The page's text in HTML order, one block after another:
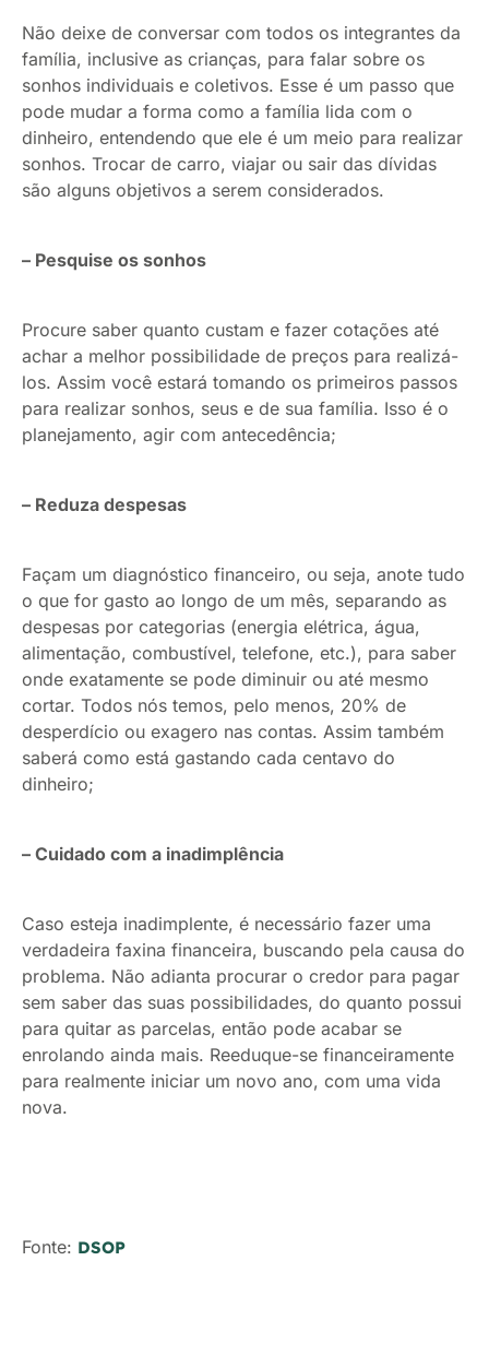
Não deixe de conversar com todos os integrantes da
família, inclusive as crianças, para falar sobre os
sonhos individuais e coletivos. Esse é um passo que
pode mudar a forma como a família lida com o
dinheiro, entendendo que ele é um meio para realizar
sonhos. Trocar de carro, viajar ou sair das dívidas
são alguns objetivos a serem considerados.
– Pesquise os sonhos
Procure saber quanto custam e fazer cotações até
achar a melhor possibilidade de preços para realizá-
los. Assim você estará tomando os primeiros passos
para realizar sonhos, seus e de sua família. Isso é o
planejamento, agir com antecedência;
– Reduza despesas
Façam um diagnóstico financeiro, ou seja, anote tudo
o que for gasto ao longo de um mês, separando as
despesas por categorias (energia elétrica, água,
alimentação, combustível, telefone, etc.), para saber
onde exatamente se pode diminuir ou até mesmo
cortar. Todos nós temos, pelo menos, 20% de
desperdício ou exagero nas contas. Assim também
saberá como está gastando cada centavo do
dinheiro;
– Cuidado com a inadimplência
Caso esteja inadimplente, é necessário fazer uma
verdadeira faxina financeira, buscando pela causa do
problema. Não adianta procurar o credor para pagar
sem saber das suas possibilidades, do quanto possui
para quitar as parcelas, então pode acabar se
enrolando ainda mais. Reeduque-se financeiramente
para realmente iniciar um novo ano, com uma vida
nova.
Fonte: DSOP